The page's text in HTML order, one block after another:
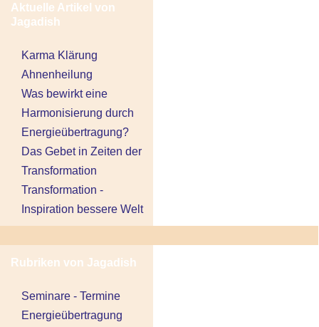
Aktuelle Artikel von
Jagadish
Karma Klärung
Ahnenheilung
Was bewirkt eine
Harmonisierung durch
Energieübertragung?
Das Gebet in Zeiten der
Transformation
Transformation -
Inspiration bessere Welt
Rubriken von Jagadish
Seminare - Termine
Energieübertragung